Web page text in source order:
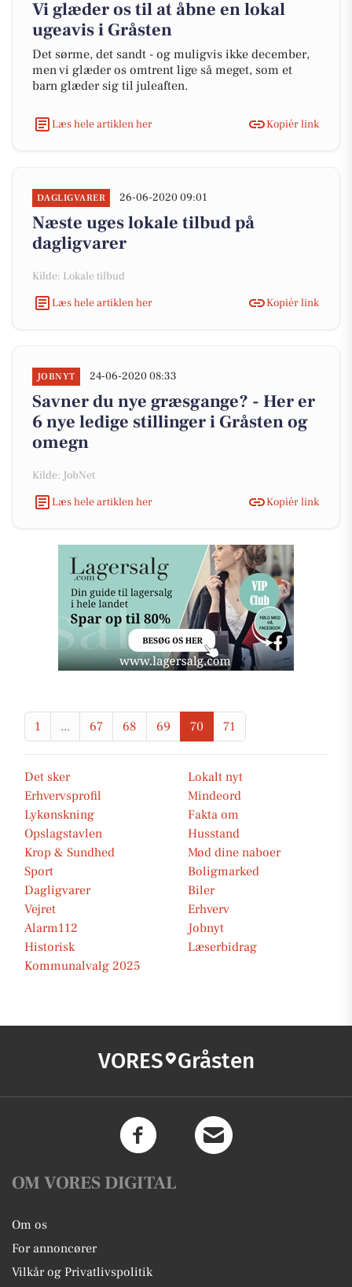
Vi glæder os til at åbne en lokal
ugeavis i Gråsten
Det sørme, det sandt - og muligvis ikke december,
men vi glæder os omtrent lige så meget, som et
barn glæder sig til juleaften.
Læs hele artiklen her Kopiér link
DAGLIGVARER 26-06-2020 09:01
Næste uges lokale tilbud på
dagligvarer
Kilde: Lokale tilbud
Læs hele artiklen her
Kopiér link
JOBNYT 24-06-2020 08:33
Savner du nye græsgange? - Her er
6 nye ledige stillinger i Gråsten og
omegn
Kilde: JobNet
Læs hele artiklen her
Kopiér link
1 ... 67 68 69 70 71
Det sker
Lokalt nyt
Erhvervsprofil
Mindeord
Lykønskning
Fakta om
Opslagstavlen
Husstand
Krop & Sundhed
Mød dine naboer
Sport
Boligmarked
Dagligvarer
Biler
Vejret
Erhverv
Alarm112
Jobnyt
Historisk
Læserbidrag
Kommunalvalg 2025
VORES Gråsten
OM VORES DIGITAL
Om os
For annoncører
Vilkår og Privatlivspolitik